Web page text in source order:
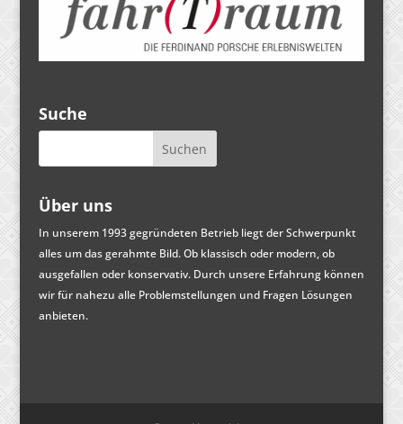
Suche
Über uns
In unserem 1993 gegründeten Betrieb liegt der Schwerpunkt
alles um das gerahmte Bild. Ob klassisch oder modern, ob
ausgefallen oder konservativ. Durch unsere Erfahrung können
wir für nahezu alle Problemstellungen und Fragen Lösungen
anbieten.